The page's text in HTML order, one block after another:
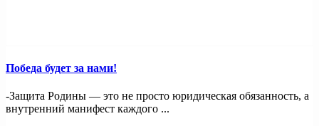
Победа будет за нами!
-Защита Родины — это не просто юридическая обязанность, а
внутренний манифест каждого ...